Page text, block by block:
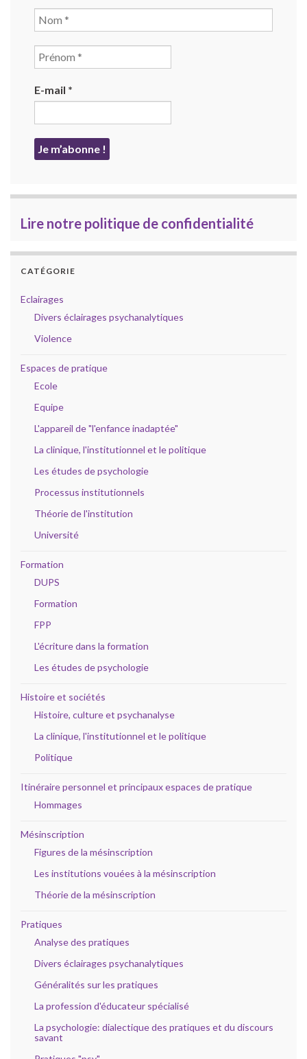
E-mail *
Lire notre politique de confidentialité
CATÉGORIE
Eclairages
Divers éclairages psychanalytiques
Violence
Espaces de pratique
Ecole
Equipe
L'appareil de "l'enfance inadaptée"
La clinique, l'institutionnel et le politique
Les études de psychologie
Processus institutionnels
Théorie de l'institution
Université
Formation
DUPS
Formation
FPP
L'écriture dans la formation
Les études de psychologie
Histoire et sociétés
Histoire, culture et psychanalyse
La clinique, l'institutionnel et le politique
Politique
Itinéraire personnel et principaux espaces de pratique
Hommages
Mésinscription
Figures de la mésinscription
Les institutions vouées à la mésinscription
Théorie de la mésinscription
Pratiques
Analyse des pratiques
Divers éclairages psychanalytiques
Généralités sur les pratiques
La profession d'éducateur spécialisé
La psychologie: dialectique des pratiques et du discours
savant